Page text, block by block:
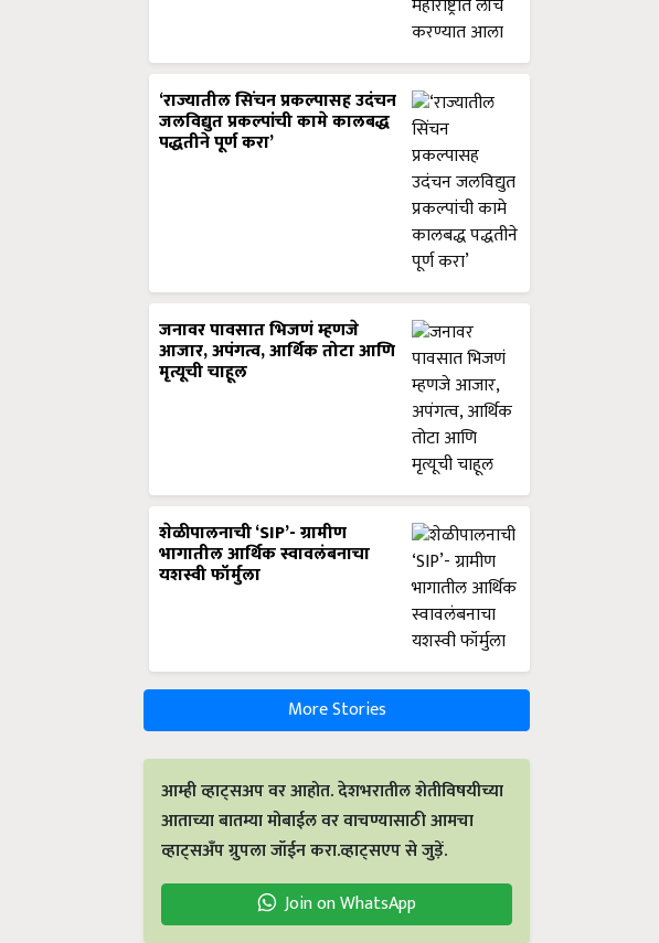
‘राज्यातील सिंचन प्रकल्पासह उदंचन
जलविद्युत प्रकल्पांची कामे कालबद्ध
पद्धतीने पूर्ण करा’
जनावर पावसात भिजणं म्हणजे
आजार, अपंगत्व, आर्थिक तोटा आणि
मृत्यूची चाहूल
शेळीपालनाची ‘SIP’- ग्रामीण
भागातील आर्थिक स्वावलंबनाचा
यशस्वी फॉर्मुला
More Stories
आम्ही व्हाट्सअप वर आहोत. देशभरातील शेतीविषयीच्या
आताच्या बातम्या मोबाईल वर वाचण्यासाठी आमचा
व्हाट्सअँप ग्रुपला जॉईन करा.व्हाट्सएप से जुड़ें.
Join on WhatsApp